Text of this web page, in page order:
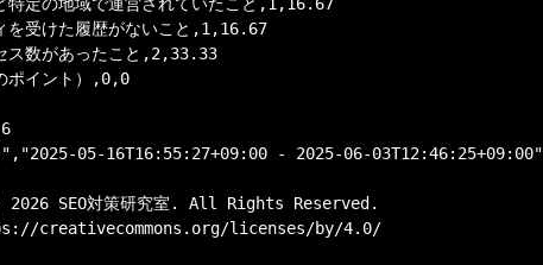
を受けた履歴がないこと,1,16.67
ス数があったこと,2,33.33
ポイント）,0,0
05-16T16:55:27+09:00 - 2025-06-03T12:46:25+09:00"
SEO対策研究室. All Rights Reserved.